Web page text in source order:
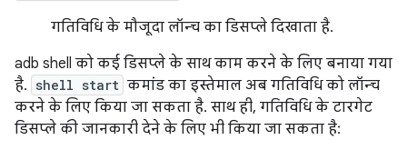
गतिविधि के मौजूदा लॉन्च का डिसप्ले दिखाता है.
adb shell को कई डिसप्ले के साथ काम करने के लिए बनाया गया
है. shell start कमांड का इस्तेमाल अब गतिविधि को लॉन्च
करने के लिए किया जा सकता है. साथ ही, गतिविधि के टारगेट
डिसप्ले की जानकारी देने के लिए भी किया जा सकता है: